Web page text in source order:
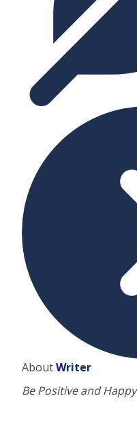
AboutWriter
Be Positive and Happy